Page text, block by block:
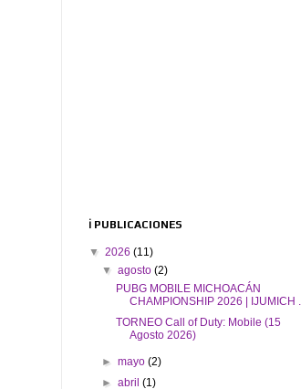
ℹ️ PUBLICACIONES
▼ 2026 (11)
▼agosto(2)
PUBG MOBILE MICHOACÁN
CHAMPIONSHIP 2026 | IJUMICH ...
TORNEO Call of Duty: Mobile (15
Agosto 2026)
►mayo(2)
►abril(1)